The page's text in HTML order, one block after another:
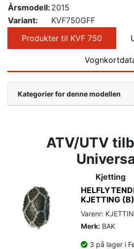
Årsmodell: 2015
Variant:
KVF750GFF
Produkter til KVF 750
Kategorier for denne modellen
ATV/UTV
Kjetting
KJETTING
Varenr:
Merk: BAK
3 på lager i